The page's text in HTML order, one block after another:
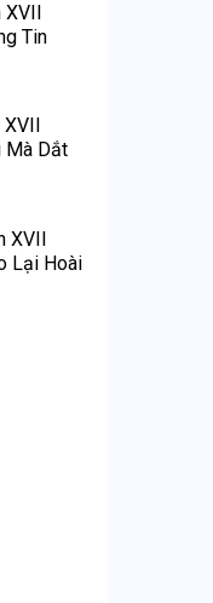
XVII
Tin
Mà Dắt
XVII
Lại Hoài